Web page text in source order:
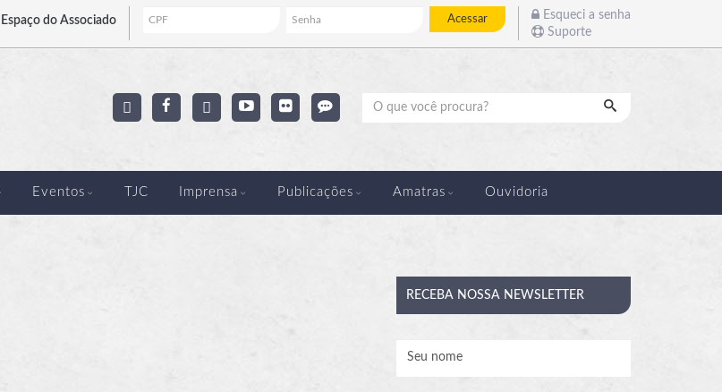
Espaço do Associado Acessar
Esqueci a senha
Suporte
Pesquisar
Eventos TJC Imprensa Publicações Amatras Ouvidoria
RECEBA NOSSA NEWSLETTER